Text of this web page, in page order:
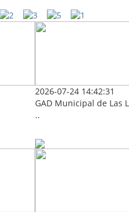
2026-07-24 14:42:31
GAD Municipal de Las
..